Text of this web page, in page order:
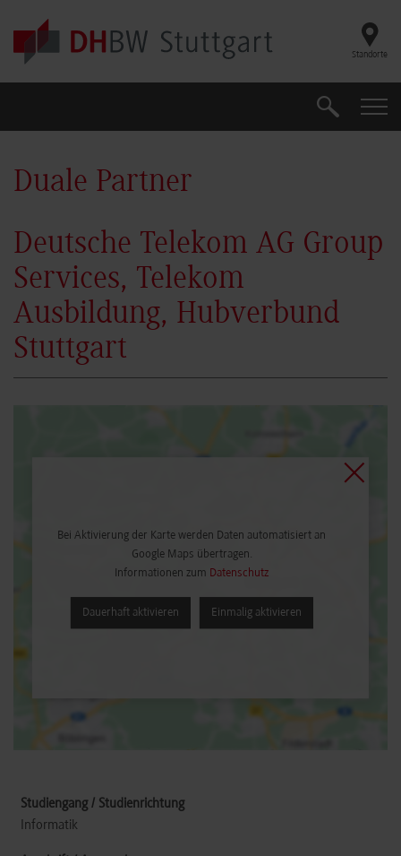
Skip to main content
Standorte
Suche
Duale Partner
Deutsche Telekom AG Group
Services, Telekom
Ausbildung, Hubverbund
Stuttgart
Bei Aktivierung der Karte werden Daten automatisiert an
Google Maps übertragen.
Informationen zum Datenschutz
Dauerhaft aktivieren Einmalig aktivieren
Informatik